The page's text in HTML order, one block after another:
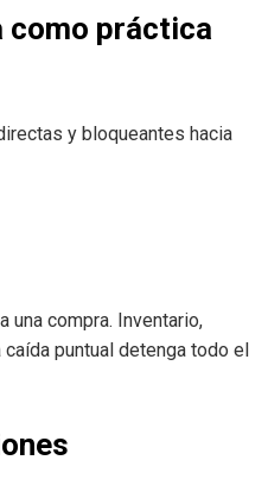
como práctica
y bloqueantes hacia
una compra. Inventario,
puntual detenga todo el